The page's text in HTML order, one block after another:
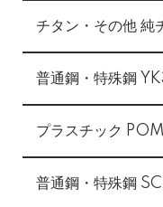
チタン・その他
普通鋼・特殊鋼
プラスチック
普通鋼・特殊鋼